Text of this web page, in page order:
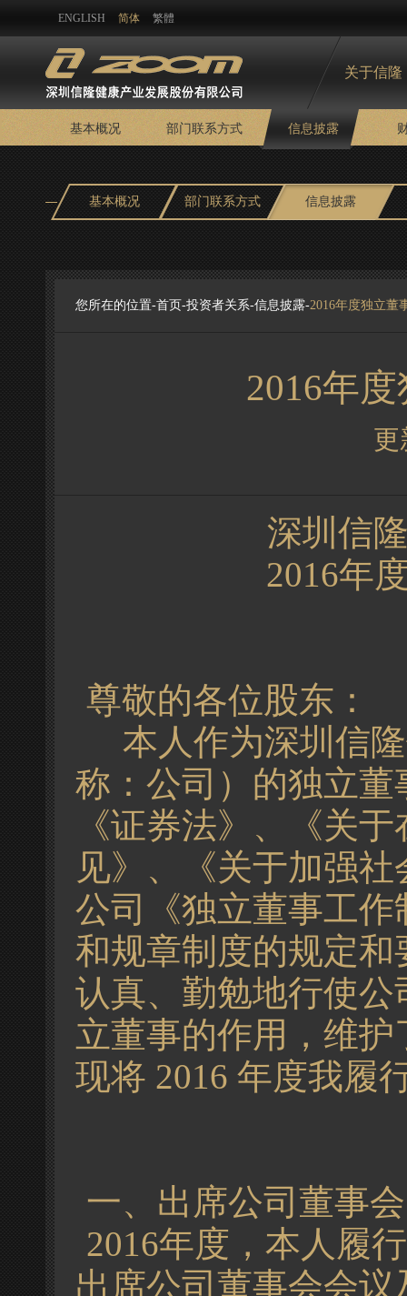
ENGLISH 简体 繁體
关于信隆
基本概况 部门联系方式 信息披露
基本概况 部门联系方式 信息披露
您所在的位置-首页-投资者关系-信息披露-2016年度独立董
2016年
更
深圳信
2016年
尊敬的各位股东：
本人作为深圳信
称：公司）的独立
《证券法》、《关
见》、《关于加强
公司《独立董事工
和规章制度的规定
认真、勤勉地行使
立董事的作用，维
现将 2016 年度我履
一、出席公司董事
2016年度，本人履
出席公司董事会会